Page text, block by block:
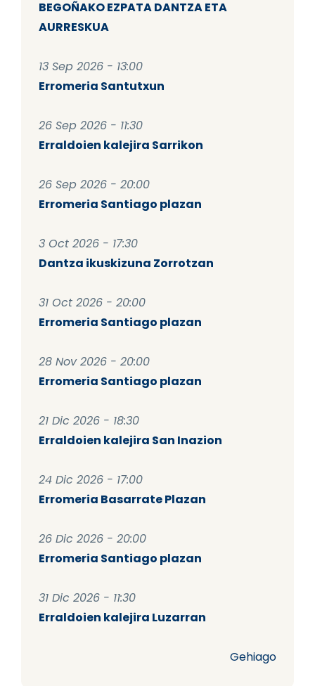
BEGOÑAKO EZPATA DANTZA ETA
AURRESKUA
13 Sep 2026 - 13:00
Erromeria Santutxun
26 Sep 2026 - 11:30
Erraldoien kalejira Sarrikon
26 Sep 2026 - 20:00
Erromeria Santiago plazan
3 Oct 2026 - 17:30
Dantza ikuskizuna Zorrotzan
31 Oct 2026 - 20:00
Erromeria Santiago plazan
28 Nov 2026 - 20:00
Erromeria Santiago plazan
21 Dic 2026 - 18:30
Erraldoien kalejira San Inazion
24 Dic 2026 - 17:00
Erromeria Basarrate Plazan
26 Dic 2026 - 20:00
Erromeria Santiago plazan
31 Dic 2026 - 11:30
Erraldoien kalejira Luzarran
Gehiago